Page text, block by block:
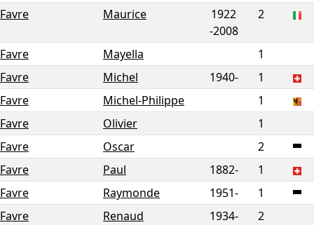
Favre
Maurice
1922
-2008
2
Favre Mayella
1
Favre
Michel 1940-
1
Favre
Michel-Philippe
1
Favre
Olivier
1
Favre
Oscar
2
Favre
Paul 1882-
1
Favre
Raymonde 1951-
1
Favre
Renaud 1934-
2